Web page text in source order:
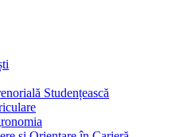
Studențească